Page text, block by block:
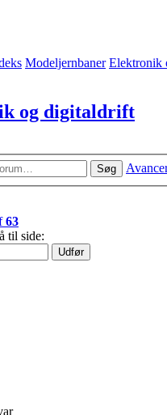
Modeljernbaner Elektronik
og digitaldrift
Søg
63
til side: